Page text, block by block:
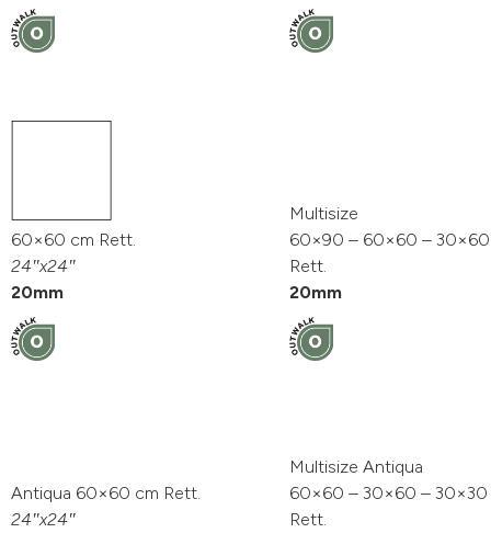
60×60 cm Rett.
24″x24″
20mm
Multisize
60×90 – 60×60 –
Rett.
20mm
Antiqua 60×60 cm Rett.
24″x24″
Multisize Antiqua
60×60 – 30×60 – 30×30
Rett.